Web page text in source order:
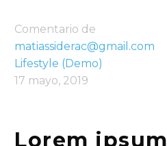
Comentario de
matiassiderac@gmail.com
Lifestyle (Demo)
17 mayo, 2019
Lorem